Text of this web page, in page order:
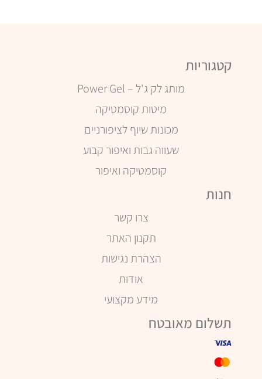
קטגוריות
מותג לק ג'ל – Power Gel
מיטות קוסמטיקה
מכונות שיוף לציפורניים
שעווה גבות ואיפור קבוע
קוסמטיקה ואיפור
חנות
צרו קשר
תקנון האתר
הצהרת נגישות
אודות
מידע מקצועי
תשלום מאובטח